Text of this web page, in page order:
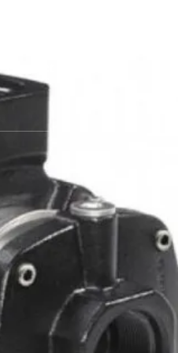
15412